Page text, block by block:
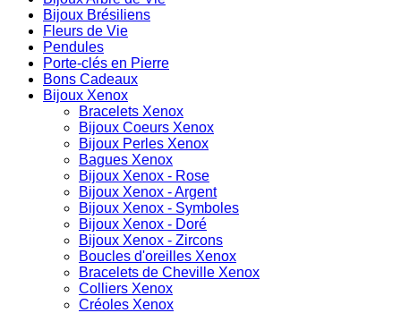
Bijoux Brésiliens
Fleurs de Vie
Pendules
Porte-clés en Pierre
Bons Cadeaux
Bijoux Xenox
Bracelets Xenox
Bijoux Coeurs Xenox
Bijoux Perles Xenox
Bagues Xenox
Bijoux Xenox - Rose
Bijoux Xenox - Argent
Bijoux Xenox - Symboles
Bijoux Xenox - Doré
Bijoux Xenox - Zircons
Boucles d'oreilles Xenox
Bracelets de Cheville Xenox
Colliers Xenox
Créoles Xenox